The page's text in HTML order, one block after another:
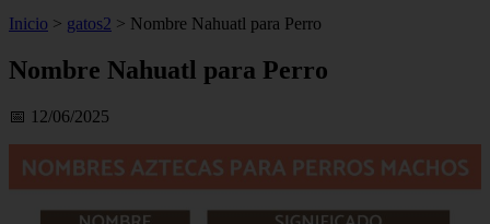
Inicio > gatos2 > Nombre Nahuatl para Perro
Nombre Nahuatl para Perro
📅 12/06/2025